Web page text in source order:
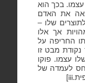
בכך הוא
את האדם
שלו –
אך אלו
החריפה על
נקודת מבט זו
עצמו. פוקו
לעמדה של
iii
]